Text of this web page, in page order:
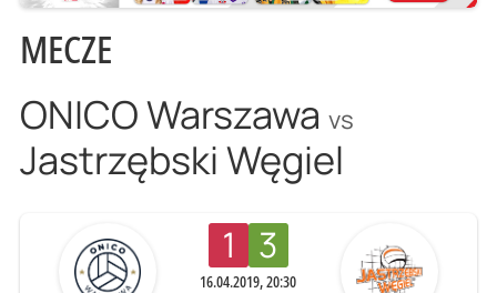
MECZE
ONICO Warszawa vs
Jastrzębski Węgiel
1 3
16.04.2019, 20:30